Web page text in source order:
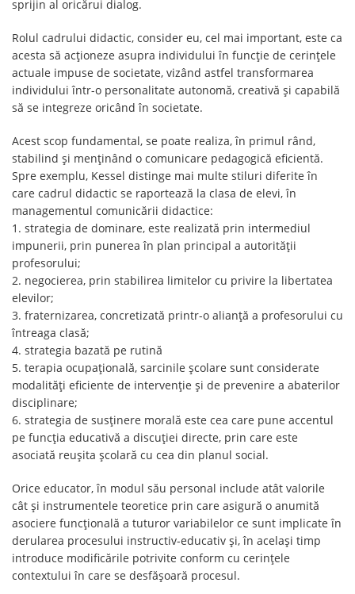
sprijin al oricărui dialog.
Rolul cadrului didactic, consider eu, cel mai important, este ca
acesta să acţioneze asupra individului în funcție de cerinţele
actuale impuse de societate, vizând astfel transformarea
individului într-o personalitate autonomă, creativă și capabilă
să se integreze oricând în societate.
Acest scop fundamental, se poate realiza, în primul rând,
stabilind şi menţinând o comunicare pedagogică eficientă.
Spre exemplu, Kessel distinge mai multe stiluri diferite în
care cadrul didactic se raportează la clasa de elevi, în
managementul comunicării didactice:
1. strategia de dominare, este realizată prin intermediul
impunerii, prin punerea în plan principal a autorității
profesorului;
2. negocierea, prin stabilirea limitelor cu privire la libertatea
elevilor;
3. fraternizarea, concretizată printr-o alianţă a profesorului cu
întreaga clasă;
4. strategia bazată pe rutină
5. terapia ocupaţională, sarcinile şcolare sunt considerate
modalităţi eficiente de intervenţie și de prevenire a abaterilor
disciplinare;
6. strategia de susţinere morală este cea care pune accentul
pe funcţia educativă a discuţiei directe, prin care este
asociată reuşita şcolară cu cea din planul social.
Orice educator, în modul său personal include atât valorile
cât şi instrumentele teoretice prin care asigură o anumită
asociere funcţională a tuturor variabilelor ce sunt implicate în
derularea procesului instructiv-educativ şi, în același timp
introduce modificările potrivite conform cu cerinţele
contextului în care se desfășoară procesul.